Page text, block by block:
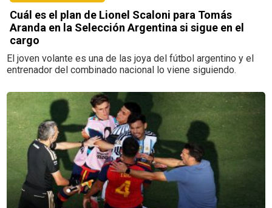
Cuál es el plan de Lionel Scaloni para Tomás
Aranda en la Selección Argentina si sigue en el
cargo
El joven volante es una de las joya del fútbol argentino y el
entrenador del combinado nacional lo viene siguiendo.